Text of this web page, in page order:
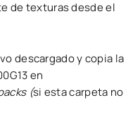
de texturas desde el
descargado y copia la
en
(si esta carpeta no